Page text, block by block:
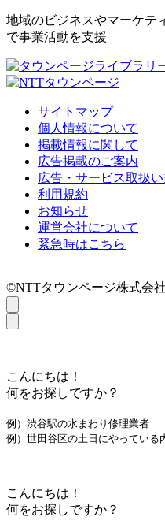
地域のビジネスやマーケテ
で事業活動を支援
サイトマップ
個人情報について
掲載情報に関して
広告掲載のご案内
広告・サービス取扱
利用規約
お知らせ
運営会社について
緊急時はこちら
©NTTタウンページ株式会社
こんにちは！
何をお探しですか？
例）渋谷駅の水まわり修理業者
例）世田谷区の土日にやっている
こんにちは！
何をお探しですか？